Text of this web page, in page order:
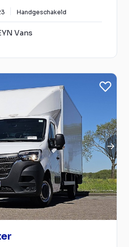
Handgeschakeld
Vans